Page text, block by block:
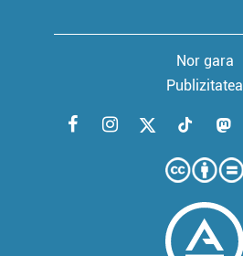
Nor gara
Publizitatea